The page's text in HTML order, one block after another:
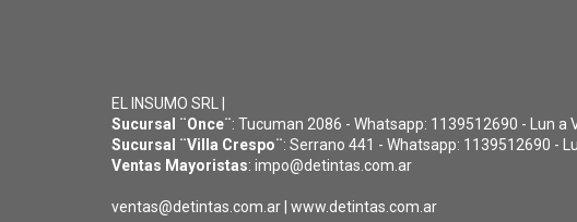
EL INSUMO SRL |
Sucursal ¨Once¨: Tucuman 2086 - Whatsapp: 1139512690 - Lun a
Sucursal ¨Villa Crespo¨: Serrano 441 - Whatsapp: 1139512690 -
Ventas Mayoristas: impo@detintas.com.ar
ventas@detintas.com.ar www.detintas.com.ar